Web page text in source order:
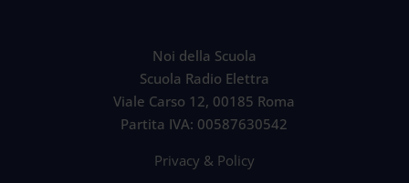
Noi della Scuola
Scuola Radio Elettra
Viale Carso 12, 00185 Roma
Partita IVA: 00587630542
Privacy & Policy